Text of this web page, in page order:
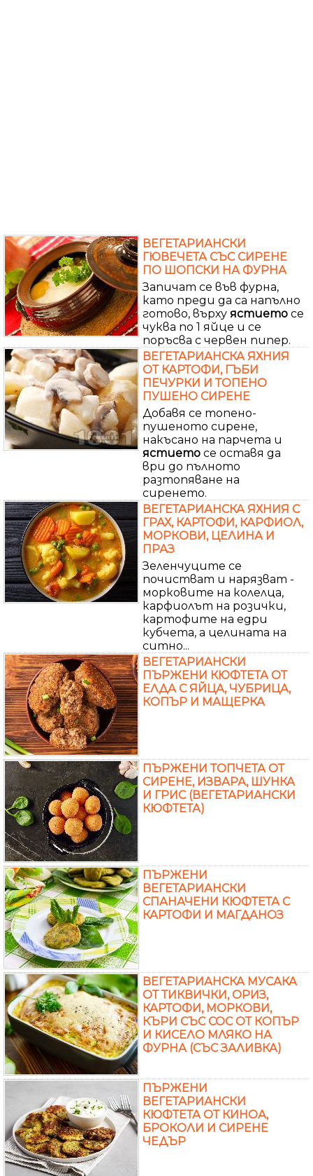
ВЕГЕТАРИАНСКИ
ГЮВЕЧЕТА СЪС СИРЕНЕ
ПО ШОПСКИ НА ФУРНА
Запичат се във фурна,
като преди да са напълно
готово, върху ястието се
чуква по 1 яйце и се
поръсва с червен пипер.
ВЕГЕТАРИАНСКА ЯХНИЯ
ОТ КАРТОФИ, ГЪБИ
ПЕЧУРКИ И ТОПЕНО
ПУШЕНО СИРЕНЕ
Добавя се топено-
пушеното сирене,
накъсано на парчета и
ястието се оставя да
ври до пълното
разтопяване на
сиренето.
ВЕГЕТАРИАНСКА ЯХНИЯ С
ГРАХ, КАРТОФИ, КАРФИОЛ,
МОРКОВИ, ЦЕЛИНА И
ПРАЗ
Зеленчуците се
почистват и нарязват -
морковите на колелца,
карфиолът на розички,
картофите на едри
кубчета, а целината на
ситно...
ВЕГЕТАРИАНСКИ
ПЪРЖЕНИ КЮФТЕТА ОТ
ЕЛДА С ЯЙЦА, ЧУБРИЦА,
КОПЪР И МАЩЕРКА
ПЪРЖЕНИ ТОПЧЕТА ОТ
СИРЕНЕ, ИЗВАРА, ШУНКА
И ГРИС (ВЕГЕТАРИАНСКИ
КЮФТЕТА)
ПЪРЖЕНИ
ВЕГЕТАРИАНСКИ
СПАНАЧЕНИ КЮФТЕТА С
КАРТОФИ И МАГДАНОЗ
ВЕГЕТАРИАНСКА МУСАКА
ОТ ТИКВИЧКИ, ОРИЗ,
КАРТОФИ, МОРКОВИ,
КЪРИ СЪС СОС ОТ КОПЪР
И КИСЕЛО МЛЯКО НА
ФУРНА (СЪС ЗАЛИВКА)
ПЪРЖЕНИ
ВЕГЕТАРИАНСКИ
КЮФТЕТА ОТ КИНОА,
БРОКОЛИ И СИРЕНЕ
ЧЕДЪР